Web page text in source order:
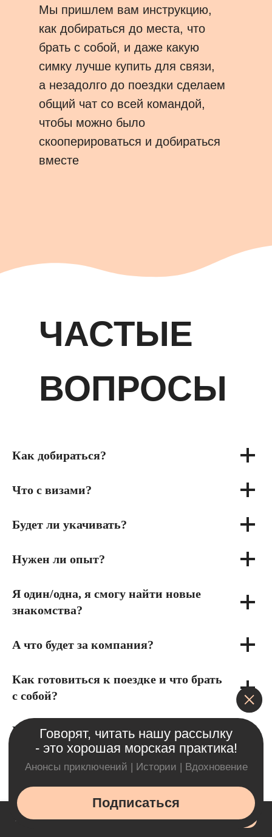
Мы пришлем вам инструкцию,
как добираться до места, что
брать с собой, и даже какую
симку лучше купить для связи,
а незадолго до поездки сделаем
общий чат со всей командой,
чтобы можно было
скооперироваться и добираться
вместе
ЧАСТЫЕ
ВОПРОСЫ
Как добираться?
Что с визами?
Будет ли укачивать?
Нужен ли опыт?
Я один/одна, я смогу найти новые
знакомства?
А что будет за компания?
Как готовиться к поездке и что брать
с собой?
Как на маршруте с интернетом?
Какое будет размещение?
Пользуясь сайтом, вы соглашаетесь с cookies OK